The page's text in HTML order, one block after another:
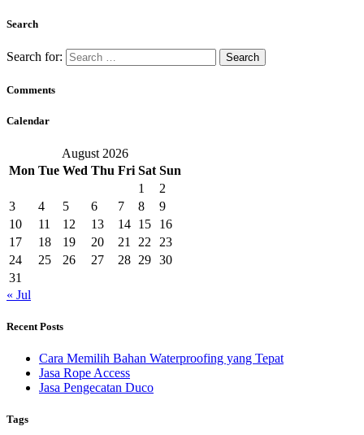
Search
Search for:
Comments
Calendar
August 2026
Mon Tue Wed Thu Fri Sat Sun
1
2
3
4 5 6 7 8
9
10
11 12 13 14 15
16
17
18 19 20 21 22
23
24
25 26 27 28 29 30
31
« Jul
Recent Posts
Cara Memilih Bahan Waterproofing yang Tepat
Jasa Rope Access
Jasa Pengecatan Duco
Tags